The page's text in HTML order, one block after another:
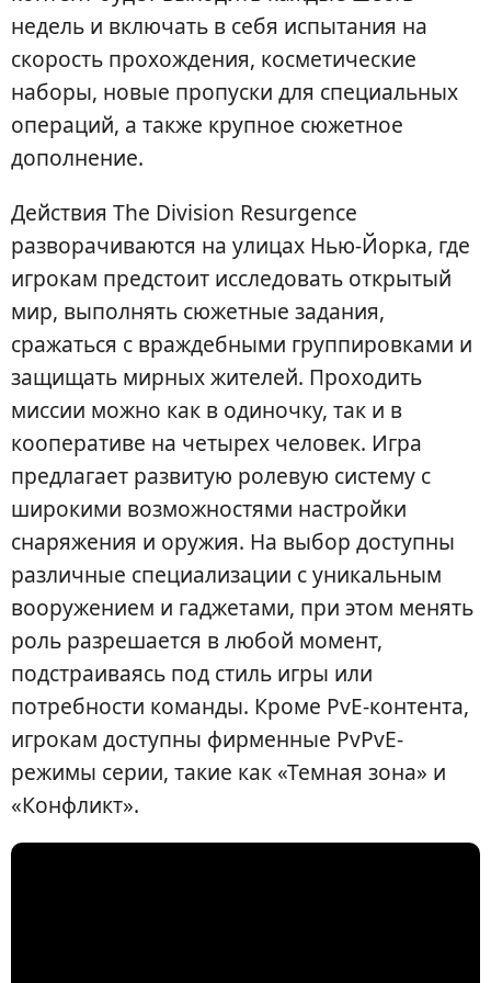
недель и включать в себя испытания на
скорость прохождения, косметические
наборы, новые пропуски для специальных
операций, а также крупное сюжетное
дополнение.
Действия The Division Resurgence
разворачиваются на улицах Нью-Йорка, где
игрокам предстоит исследовать открытый
мир, выполнять сюжетные задания,
сражаться с враждебными группировками и
защищать мирных жителей. Проходить
миссии можно как в одиночку, так и в
кооперативе на четырех человек. Игра
предлагает развитую ролевую систему с
широкими возможностями настройки
снаряжения и оружия. На выбор доступны
различные специализации с уникальным
вооружением и гаджетами, при этом менять
роль разрешается в любой момент,
подстраиваясь под стиль игры или
потребности команды. Кроме PvE-контента,
игрокам доступны фирменные PvPvE-
режимы серии, такие как «Темная зона» и
«Конфликт».